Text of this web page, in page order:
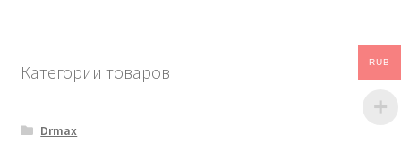
Категории товаров
Drmax
RUB